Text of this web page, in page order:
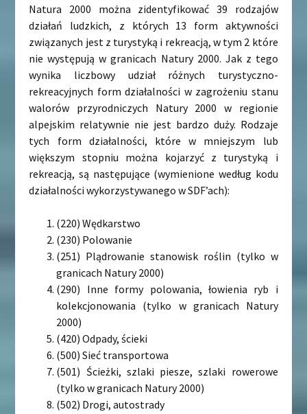
Natura 2000 można zidentyfikować 39 rodzajów
działań ludzkich, z których 13 form aktywności
związanych jest z turystyką i rekreacją, w tym 2 które
nie występują w granicach Natury 2000. Jak z tego
wynika liczbowy udział różnych turystyczno-
rekreacyjnych form działalności w zagrożeniu stanu
walorów przyrodniczych Natury 2000 w regionie
alpejskim relatywnie nie jest bardzo duży. Rodzaje
tych form działalności, które w mniejszym lub
większym stopniu można kojarzyć z turystyką i
rekreacją, są następujące (wymienione według kodu
działalności wykorzystywanego w SDF’ach):
(220) Wędkarstwo
(230) Polowanie
(251) Plądrowanie stanowisk roślin (tylko w
granicach Natury 2000)
(290) Inne formy polowania, łowienia ryb i
kolekcjonowania (tylko w granicach Natury
2000)
(420) Odpady, ścieki
(500) Sieć transportowa
(501) Ścieżki, szlaki piesze, szlaki rowerowe
(tylko w granicach Natury 2000)
(502) Drogi, autostrady